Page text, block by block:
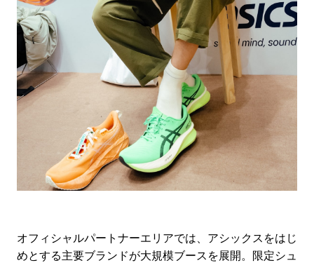
オフィシャルパートナーエリアでは、アシックスをはじ
めとする主要ブランドが大規模ブースを展開。限定シュ